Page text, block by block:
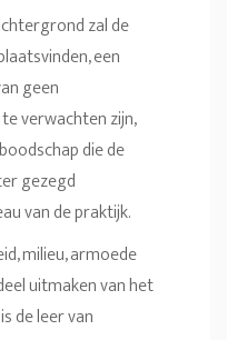
zal de
een
geen
verwachten zijn,
die de
gezegd
van de praktijk.
milieu, armoede
uitmaken van het
de leer van